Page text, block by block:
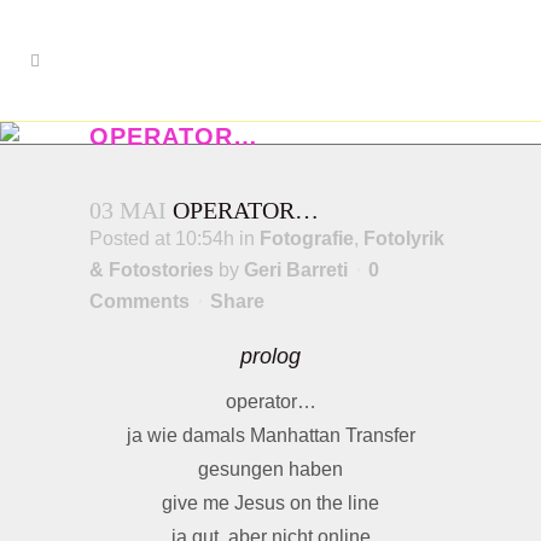
OPERATOR…
03 MAI OPERATOR…
Posted at 10:54h in Fotografie, Fotolyrik
& Fotostories by Geri Barreti
0
Comments
Share
prolog
operator…
ja wie damals Manhattan Transfer
gesungen haben
give me Jesus on the line
ja gut, aber nicht online